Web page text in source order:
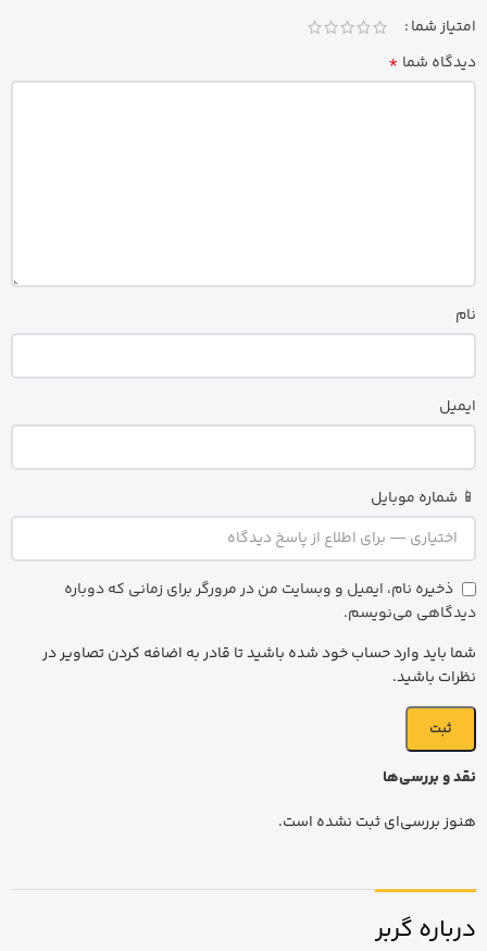
نقد و بررسی‌ها
هنوز بررسی‌ای ثبت نشده است.
امتیاز شما
دیدگاه شما *
نام
ایمیل
📱 شماره موبایل
ذخیره نام، ایمیل و وبسایت من در مرورگر برای زمانی که دوباره
دیدگاهی می‌نویسم.
شما باید وارد حساب خود شده باشید تا قادر به اضافه کردن تصاویر در
نظرات باشید.
درباره گربر